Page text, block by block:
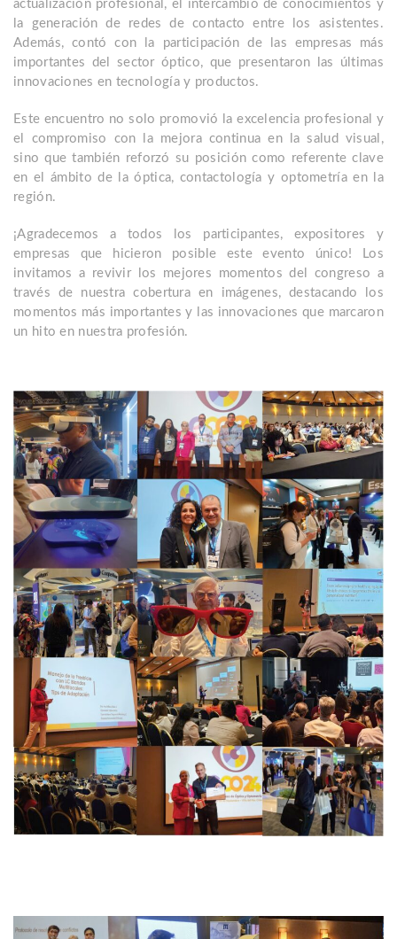
actualización profesional, el intercambio de conocimientos y
la generación de redes de contacto entre los asistentes.
Además, contó con la participación de las empresas más
importantes del sector óptico, que presentaron las últimas
innovaciones en tecnología y productos.
Este encuentro no solo promovió la excelencia profesional y
el compromiso con la mejora continua en la salud visual,
sino que también reforzó su posición como referente clave
en el ámbito de la óptica, contactología y optometría en la
región.
¡Agradecemos a todos los participantes, expositores y
empresas que hicieron posible este evento único! Los
invitamos a revivir los mejores momentos del congreso a
través de nuestra cobertura en imágenes, destacando los
momentos más importantes y las innovaciones que marcaron
un hito en nuestra profesión.